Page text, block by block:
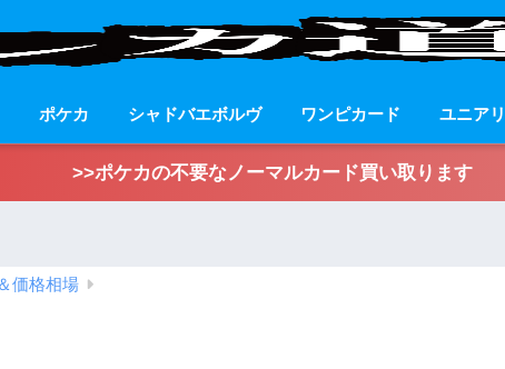
ポケカ シャドバエボルヴ ワンピカード ユニアリ
>>ポケカの不要なノーマルカード買い取ります
価格相場